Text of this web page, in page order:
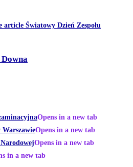
Downa
Opens in a new tab
Opens in a new tab
Opens in a new tab
in a new tab